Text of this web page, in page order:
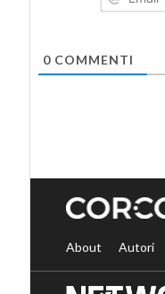
0COMMENTI
About Autori